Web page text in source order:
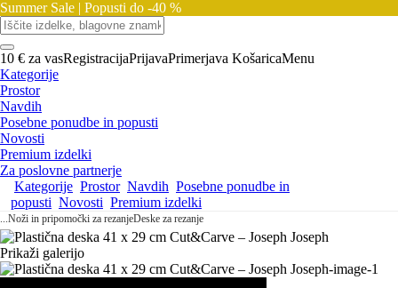
Summer Sale | Popusti do -40 %
10 € za vasRegistracijaPrijavaPrimerjava KošaricaMenu
Kategorije
Prostor
Navdih
Posebne ponudbe in popusti
Novosti
Premium izdelki
Za poslovne partnerje
Kategorije Prostor Navdih Posebne ponudbe in
popusti Novosti Premium izdelki
...Noži in pripomočki za rezanjeDeske za rezanje
Prikaži galerijo